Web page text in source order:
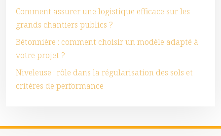
Comment assurer une logistique efficace sur les
grands chantiers publics ?
Bétonnière : comment choisir un modèle adapté à
votre projet ?
Niveleuse : rôle dans la régularisation des sols et
critères de performance